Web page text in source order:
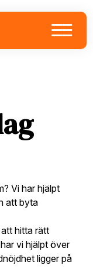
Vi har hjälpt
att byta
hitta rätt
vi hjälpt över
ligger på